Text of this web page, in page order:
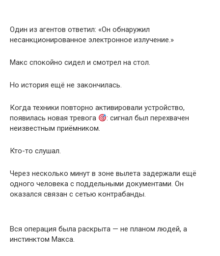
Один из агентов ответил: «Он обнаружил
несанкционированное электронное излучение.»
Макс спокойно сидел и смотрел на стол.
Но история ещё не закончилась.
Когда техники повторно активировали устройство,
появилась новая тревога
: сигнал был перехвачен
неизвестным приёмником.
Кто-то слушал.
Через несколько минут в зоне вылета задержали ещё
одного человека с поддельными документами. Он
оказался связан с сетью контрабанды.
Вся операция была раскрыта — не планом людей, а
инстинктом Макса.